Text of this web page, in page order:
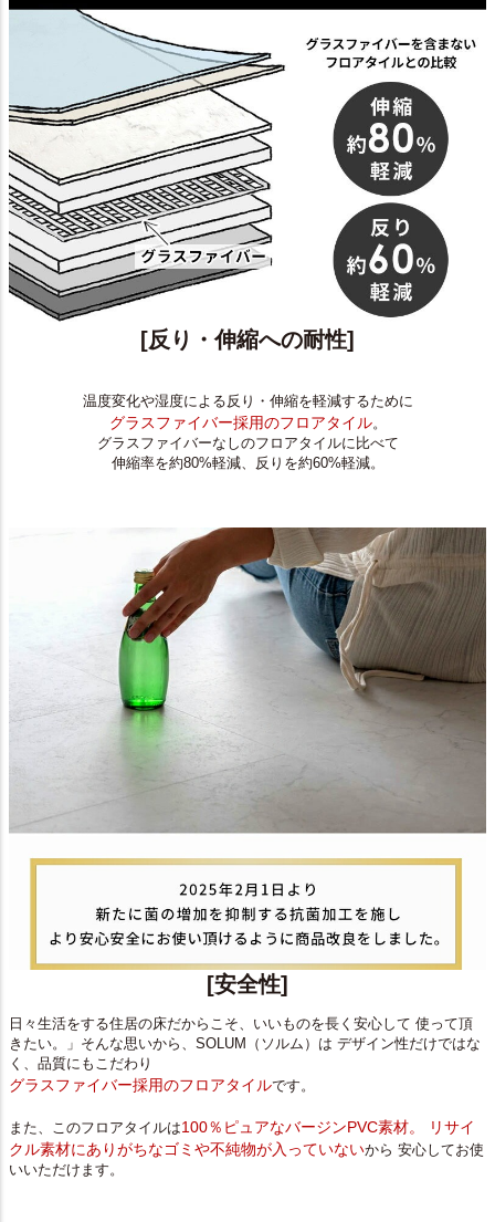
[反り・伸縮への耐性]
温度変化や湿度による反り・伸縮を軽減するために
グラスファイバー採用のフロアタイル。
グラスファイバーなしのフロアタイルに比べて
伸縮率を約80%軽減、反りを約60%軽減。
[安全性]
日々生活をする住居の床だからこそ、いいものを長く安心して 使って頂
きたい。」そんな思いから、SOLUM（ソルム）は デザイン性だけではな
く、品質にもこだわり
グラスファイバー採用のフロアタイルです。
また、このフロアタイルは100％ピュアなバージンPVC素材。 リサイ
クル素材にありがちなゴミや不純物が入っていないから 安心してお使
いいただけます。